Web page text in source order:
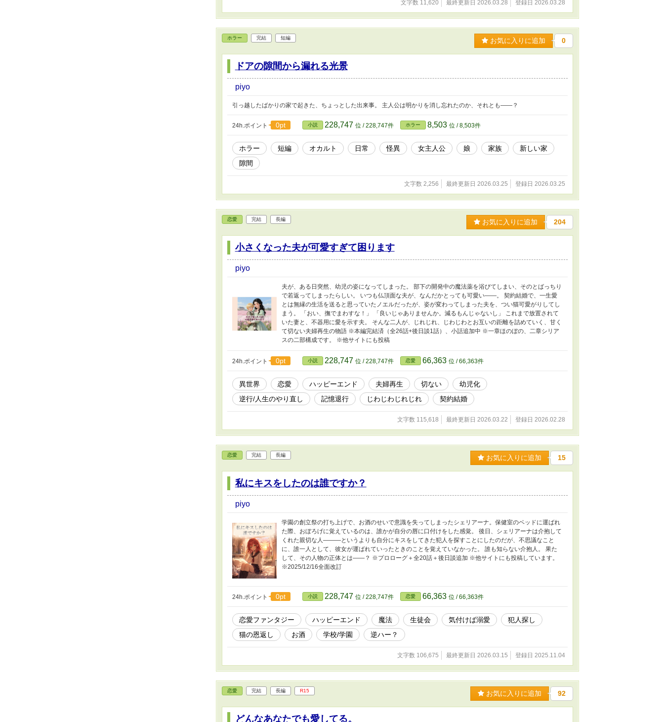
文字数 11,620 最終更新日 2026.03.28 登録日 2026.03.28
ホラー 完結 短編 お気に入りに追加 0
ドアの隙間から漏れる光景
piyo
引っ越したばかりの家で起きた、ちょっとした出来事。 主人公は明かりを消し忘れたのか、それとも――？
24h.ポイント 0pt 小説 228,747 位 / 228,747件 ホラー 8,503 位 / 8,503件
ホラー 短編 オカルト 日常 怪異 女主人公 娘 家族
新しい家
隙間
文字数 2,256 最終更新日 2026.03.25 登録日 2026.03.25
恋愛 完結 長編 お気に入りに追加 204
小さくなった夫が可愛すぎて困ります
piyo
夫が、ある日突然、幼児の姿になってしまった。 部下の開発中の魔法薬を浴びてしまい、そのとばっちり
で若返ってしまったらしい。 いつも仏頂面な夫が、なんだかとっても可愛い――。 契約結婚で、一生愛
とは無縁の生活を送ると思っていたノエルだったが、姿が変わってしまった夫を、つい猫可愛がりしてし
まう。 「おい、撫でまわすな！」 「良いじゃありませんか。減るもんじゃないし」 これまで放置されて
いた妻と、不器用に愛を示す夫。 そんな二人が、じれじれ、じわじわとお互いの距離を詰めていく、甘く
て切ない夫婦再生の物語 ※本編完結済（全26話+後日談1話）、小話追加中 ※一章ほのぼの、二章シリア
スの二部構成です。 ※他サイトにも投稿
24h.ポイント 0pt 小説 228,747 位 / 228,747件 恋愛 66,363 位 / 66,363件
異世界 恋愛 ハッピーエンド 夫婦再生 切ない
幼児化
逆行/人生のやり直し
記憶退行 じわじわじれじれ 契約結婚
文字数 115,618 最終更新日 2026.03.22 登録日 2026.02.28
恋愛 完結 長編 お気に入りに追加 15
私にキスをしたのは誰ですか？
piyo
学園の創立祭の打ち上げで、お酒のせいで意識を失ってしまったシェリアーナ。保健室のベッドに運ばれ
た際、おぼろげに覚えているのは、誰かが自分の唇に口付けをした感覚。 後日、シェリアーナは介抱して
くれた親切な人———というよりも自分にキスをしてきた犯人を探すことにしたのだが、不思議なこと
に、誰一人として、彼女が運ばれていったときのことを覚えていなかった。 誰も知らない介抱人。 果た
して、その人物の正体とは——？ ※プロローグ＋全20話＋後日談追加 ※他サイトにも投稿しています。
※2025/12/16全面改訂
24h.ポイント 0pt 小説 228,747 位 / 228,747件 恋愛 66,363 位 / 66,363件
恋愛ファンタジー ハッピーエンド 魔法 生徒会 気付けば溺愛
犯人探し
猫の恩返し
お酒 学校/学園 逆ハー？
文字数 106,675 最終更新日 2026.03.15 登録日 2025.11.04
恋愛 完結 長編 R15 お気に入りに追加 92
どんなあなたでも愛してる。